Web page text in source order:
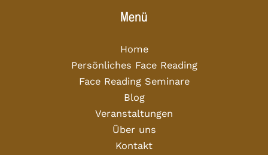
Menü
Home
Persönliches Face Reading
Face Reading Seminare
Blog
Veranstaltungen
Über uns
Kontakt